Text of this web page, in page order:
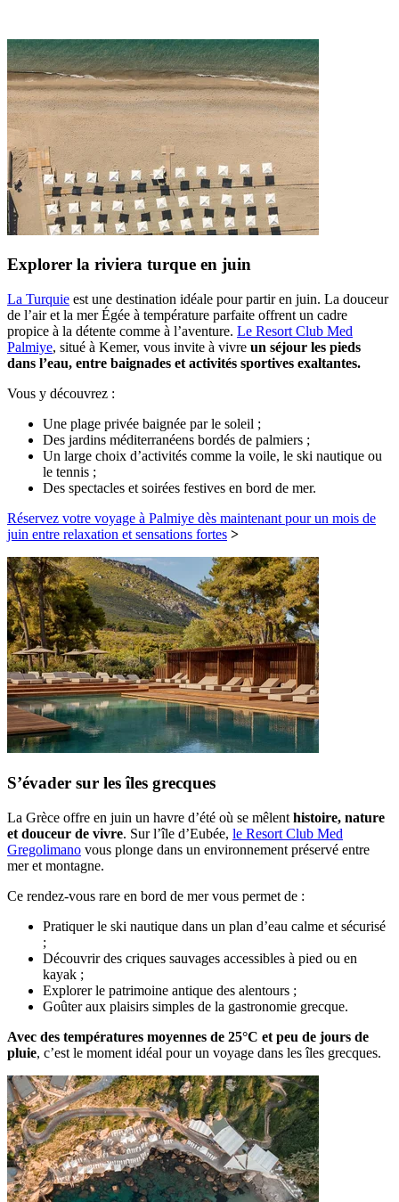
Explorer la riviera turque en juin
La Turquie est une destination idéale pour partir en juin. La douceur
de l’air et la mer Égée à température parfaite offrent un cadre
propice à la détente comme à l’aventure. Le Resort Club Med
Palmiye, situé à Kemer, vous invite à vivre un séjour les pieds
dans l’eau, entre baignades et activités sportives exaltantes.
Vous y découvrez :
Une plage privée baignée par le soleil ;
Des jardins méditerranéens bordés de palmiers ;
Un large choix d’activités comme la voile, le ski nautique ou
le tennis ;
Des spectacles et soirées festives en bord de mer.
Réservez votre voyage à Palmiye dès maintenant pour un mois de
juin entre relaxation et sensations fortes >
S’évader sur les îles grecques
La Grèce offre en juin un havre d’été où se mêlent histoire, nature
et douceur de vivre. Sur l’île d’Eubée, le Resort Club Med
Gregolimano vous plonge dans un environnement préservé entre
mer et montagne.
Ce rendez-vous rare en bord de mer vous permet de :
Pratiquer le ski nautique dans un plan d’eau calme et sécurisé
;
Découvrir des criques sauvages accessibles à pied ou en
kayak ;
Explorer le patrimoine antique des alentours ;
Goûter aux plaisirs simples de la gastronomie grecque.
Avec des températures moyennes de 25°C et peu de jours de
pluie, c’est le moment idéal pour un voyage dans les îles grecques.